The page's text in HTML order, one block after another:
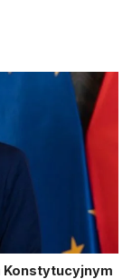
Konstytucyjnym